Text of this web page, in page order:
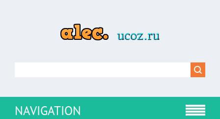
NAVIGATION